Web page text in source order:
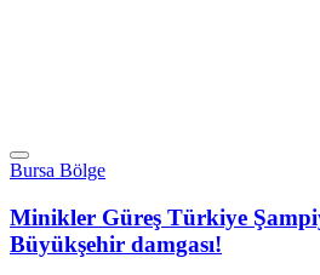
Bursa Bölge
Minikler Güreş Türkiye
Büyükşehir damgası!